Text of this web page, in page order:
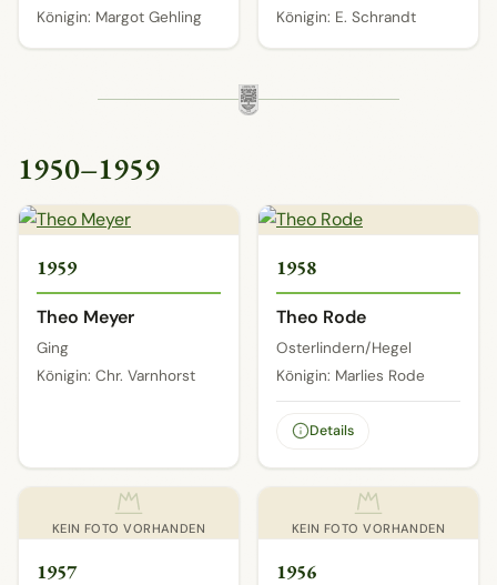
Königin: Margot Gehling
Königin: E. Schrandt
1950–1959
1959
Theo Meyer
Ging
Königin: Chr. Varnhorst
1958
Theo Rode
Osterlindern/Hegel
Königin: Marlies Rode
Details
KEIN FOTO VORHANDEN
1957
KEIN FOTO VORHANDEN
1956